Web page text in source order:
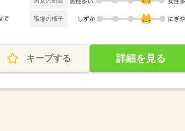
職場の様子
キープする 詳細を見る